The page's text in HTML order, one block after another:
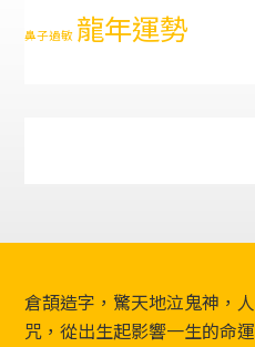
鼻子過敏 龍年運勢
Footer
倉頡造字，驚天地泣鬼神，
咒，從出生起影響一生的命